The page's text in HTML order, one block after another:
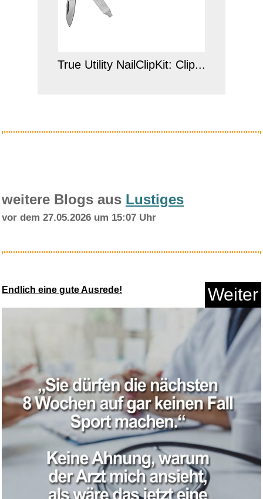
True Utility NailClipKit: Clip...
Anzeige
Kraken - Erwachen der Tiefe...
weitere Blogs aus Lustiges
vor dem 27.05.2026 um 15:07 Uhr
Endlich eine gute Ausrede! Weiter